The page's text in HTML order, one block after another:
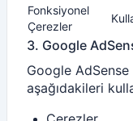
Fonksiyonel
Çerezler
3. Google
Google
aşağıdakileri